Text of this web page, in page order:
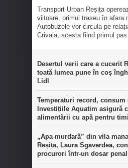
Transport Urban Reșița
viitoare, primul traseu în afara
Autobuzele vor circula pe
Crivaia, acesta fiind primul pas
Desertul verii care a cucerit
toată lumea pune în coș
Lidl
Temperaturi record, consum
Investițiile Aquatim asigură
alimentării cu apă pentru
„Apa murdară” din vila
Reșița, Laura Sgaverdea,
procurori într-un dosar